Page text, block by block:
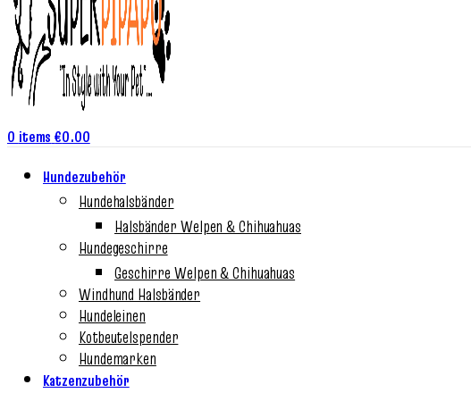
0 items €0.00
Hundezubehör
Hundehalsbänder
Halsbänder Welpen & Chihuahuas
Hundegeschirre
Geschirre Welpen & Chihuahuas
Windhund Halsbänder
Hundeleinen
Kotbeutelspender
Hundemarken
Katzenzubehör